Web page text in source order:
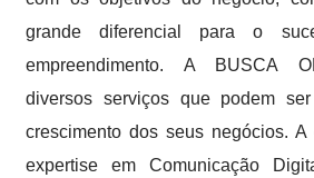
grande diferencial para o
empreendimento. A BUSCA
diversos serviços que podem
crescimento dos seus negócios.
expertise em Comunicação